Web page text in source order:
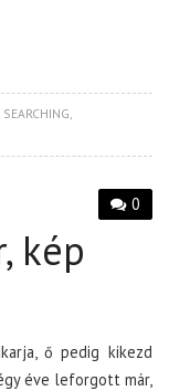
SEARCHING
0
kép
ő pedig kikezd
éve leforgott már,